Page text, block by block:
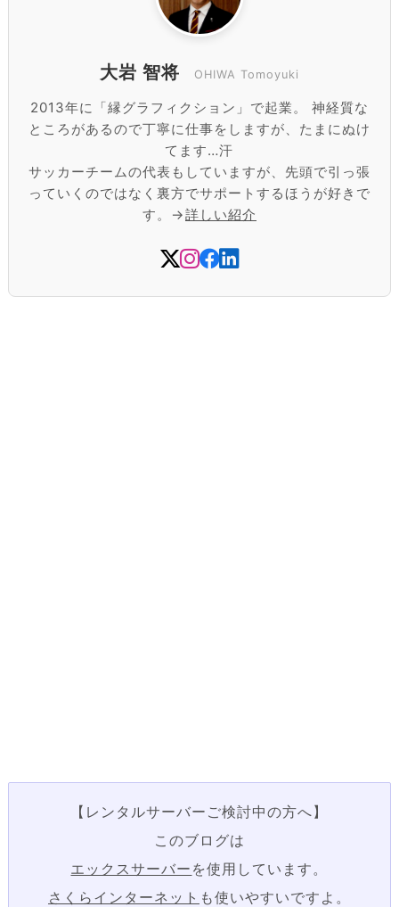
大岩 智将 OHIWA Tomoyuki
2013年に「縁グラフィクション」で起業。 神経質な
ところがあるので丁寧に仕事をしますが、たまにぬけ
てます…汗
サッカーチームの代表もしていますが、先頭で引っ張
っていくのではなく裏方でサポートするほうが好きで
す。→詳しい紹介
【レンタルサーバーご検討中の方へ】
このブログは
エックスサーバー を使用しています。
さくらインターネット も使いやすいですよ。